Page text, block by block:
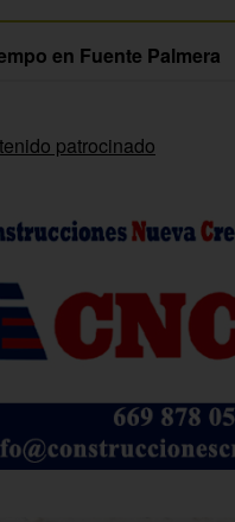
en Fuente Palmera
patrocinado